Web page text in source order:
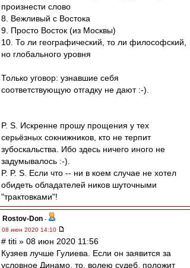
произнести слово
8. Вежливый с Востока
9. Просто Восток (из Москвы)
10. То ли географический, то ли философский,
но глобального уровня
Только уговор: узнавшие себя
соответствующую отгадку не дают :-).
P. S. Искренне прошу прощения у тех
серьёзных сокнижников, кто не терпит
зубоскальства. Ибо здесь ничего иного не
задумывалось :-).
P. P. S. Если что -- ни в коем случае не хотел
обидеть обладателей ников шуточными
"трактовками"!
Rostov-Don -
08 июн 2020 14:10
# titi » 08 июн 2020 11:56
Кузяев лучше Гулиева. Если он заявится за
условное Динамо, то, волею судеб, положит